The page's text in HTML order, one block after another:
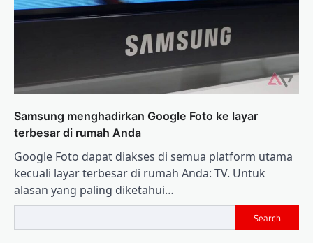
Samsung menghadirkan Google Foto ke layar
terbesar di rumah Anda
Google Foto dapat diakses di semua platform utama
kecuali layar terbesar di rumah Anda: TV. Untuk
alasan yang paling diketahui…
Search